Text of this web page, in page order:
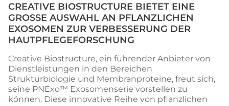
CREATIVE BIOSTRUCTURE BIETET EINE
GROSSE AUSWAHL AN PFLANZLICHEN E
XOSOMEN ZUR VERBESSERUNG DER H
AUTPFLEGEFORSCHUNG
Creative Biostructure, ein führender Anbieter von
Dienstleistungen in den Bereichen
Strukturbiologie und Membranproteine, freut sich,
seine PNExo™ Exosomenserie vorstellen zu
können. Diese innovative Reihe von pflanzlichen